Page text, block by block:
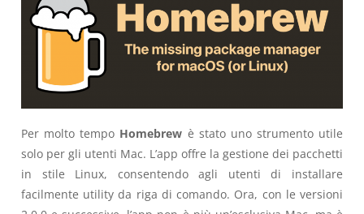
Per molto tempo Homebrew è stato uno strumento utile
solo per gli utenti Mac. L’app offre la gestione dei pacchetti
in stile Linux, consentendo agli utenti di installare
facilmente utility da riga di comando. Ora, con le versioni